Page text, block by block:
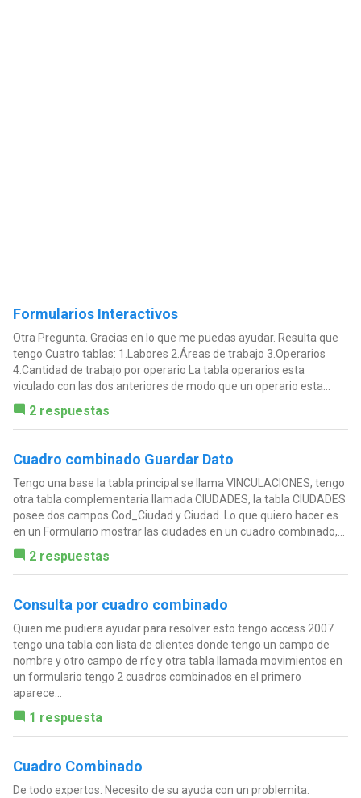
Formularios Interactivos
Otra Pregunta. Gracias en lo que me puedas ayudar. Resulta que
tengo Cuatro tablas: 1.Labores 2.Áreas de trabajo 3.Operarios
4.Cantidad de trabajo por operario La tabla operarios esta
viculado con las dos anteriores de modo que un operario esta...
2 respuestas
Cuadro combinado Guardar Dato
Tengo una base la tabla principal se llama VINCULACIONES, tengo
otra tabla complementaria llamada CIUDADES, la tabla CIUDADES
posee dos campos Cod_Ciudad y Ciudad. Lo que quiero hacer es
en un Formulario mostrar las ciudades en un cuadro combinado,...
2 respuestas
Consulta por cuadro combinado
Quien me pudiera ayudar para resolver esto tengo access 2007
tengo una tabla con lista de clientes donde tengo un campo de
nombre y otro campo de rfc y otra tabla llamada movimientos en
un formulario tengo 2 cuadros combinados en el primero
aparece...
1 respuesta
Cuadro Combinado
De todo expertos. Necesito de su ayuda con un problemita.